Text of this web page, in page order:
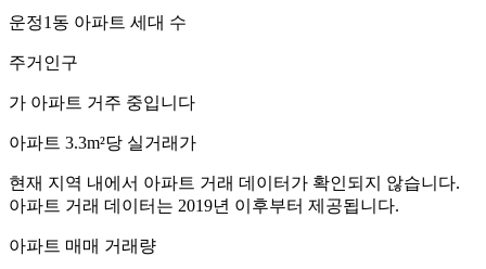
운정1동 아파트 세대 수
주거인구
가 아파트 거주 중입니다
아파트 3.3m²당 실거래가
현재 지역 내에서 아파트 거래 데이터가 확인되지 않습니다.
아파트 거래 데이터는 2019년 이후부터 제공됩니다.
아파트 매매 거래량